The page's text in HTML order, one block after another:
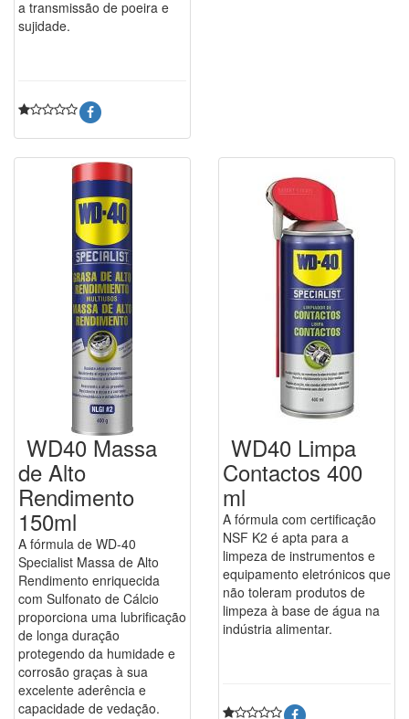
a transmissão de poeira e
sujidade.
WD40 Massa
de Alto
Rendimento
150ml
A fórmula de WD-40
Specialist Massa de Alto
Rendimento enriquecida
com Sulfonato de Cálcio
proporciona uma lubrificação
de longa duração
protegendo da humidade e
corrosão graças à sua
excelente aderência e
capacidade de vedação.
WD40 Limpa
Contactos 400
ml
A fórmula com certificação
NSF K2 é apta para a
limpeza de instrumentos e
equipamento eletrónicos que
não toleram produtos de
limpeza à base de água na
indústria alimentar.